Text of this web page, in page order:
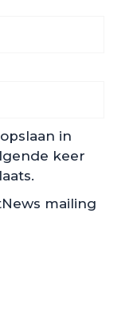
in
keer
mailing